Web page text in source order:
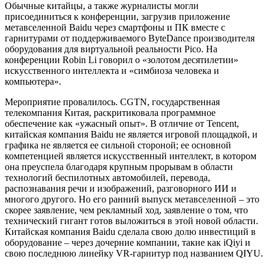
Обычные китайцы, а также журналисты могли
присоединиться к конференции, загрузив приложение
метавселенной Baidu через смартфоны и ПК вместе с
гарнитурами от поддерживаемого ByteDance производителя
оборудования для виртуальной реальности Pico. На
конференции Robin Li говорил о «золотом десятилетии»
искусственного интеллекта и «симбиоза человека и
компьютера».
Мероприятие провалилось. CGTN, государственная
телекомпания Китая, раскритиковала программное
обеспечение как «ужасный опыт». В отличие от Tencent,
китайская компания Baidu не является игровой площадкой, и
графика не является ее сильной стороной; ее основной
компетенцией является искусственный интеллект, в котором
она преуспела благодаря крупным прорывам в области
технологий беспилотных автомобилей, перевода,
распознавания речи и изображений, разговорного ИИ и
многого другого. Но его ранний выпуск метавселенной – это
скорее заявление, чем рекламный ход, заявление о том, что
технический гигант готов выложиться в этой новой области.
Китайская компания Baidu сделала свою долю инвестиций в
оборудование – через дочерние компании, такие как iQiyi и
свою последнюю линейку VR-гарнитур под названием QIYU.